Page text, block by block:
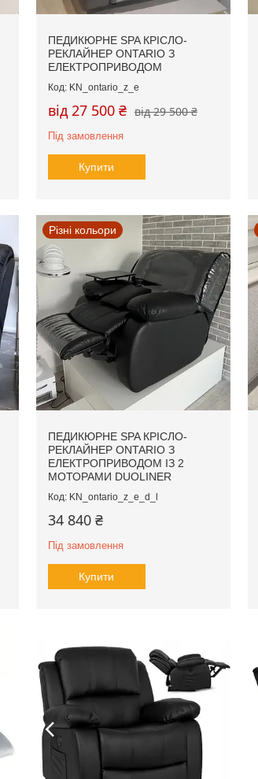
ПЕДИКЮРНЕ SPA КРІСЛО-
РЕКЛАЙНЕР ONTARIO З
ЕЛЕКТРОПРИВОДОМ
KN_ontario_z_e
від 29 500 ₴
від 27 500 ₴
Під замовлення
Купити
Різні кольори
ПЕДИКЮРНЕ SPA КРІСЛО-
РЕКЛАЙНЕР ONTARIO З
ЕЛЕКТРОПРИВОДОМ ІЗ 2
МОТОРАМИ DUOLINER
KN_ontario_z_e_d_l
34 840 ₴
Під замовлення
Купити